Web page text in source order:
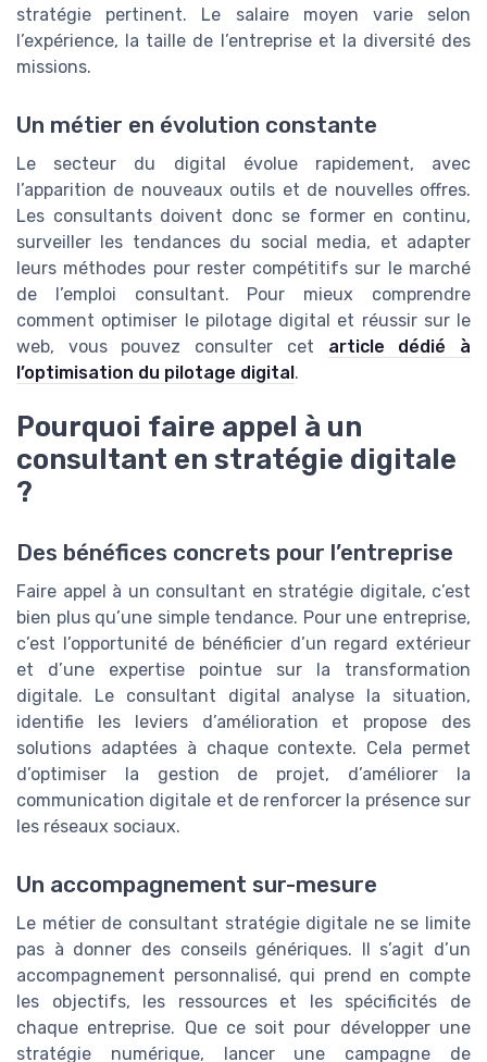
stratégie pertinent. Le salaire moyen varie selon
l’expérience, la taille de l’entreprise et la diversité des
missions.
Un métier en évolution constante
Le secteur du digital évolue rapidement, avec
l’apparition de nouveaux outils et de nouvelles offres.
Les consultants doivent donc se former en continu,
surveiller les tendances du social media, et adapter
leurs méthodes pour rester compétitifs sur le marché
de l’emploi consultant. Pour mieux comprendre
comment optimiser le pilotage digital et réussir sur le
web, vous pouvez consulter cet article dédié à
l’optimisation du pilotage digital.
Pourquoi faire appel à un
consultant en stratégie digitale
?
Des bénéfices concrets pour l’entreprise
Faire appel à un consultant en stratégie digitale, c’est
bien plus qu’une simple tendance. Pour une entreprise,
c’est l’opportunité de bénéficier d’un regard extérieur
et d’une expertise pointue sur la transformation
digitale. Le consultant digital analyse la situation,
identifie les leviers d’amélioration et propose des
solutions adaptées à chaque contexte. Cela permet
d’optimiser la gestion de projet, d’améliorer la
communication digitale et de renforcer la présence sur
les réseaux sociaux.
Un accompagnement sur-mesure
Le métier de consultant stratégie digitale ne se limite
pas à donner des conseils génériques. Il s’agit d’un
accompagnement personnalisé, qui prend en compte
les objectifs, les ressources et les spécificités de
chaque entreprise. Que ce soit pour développer une
stratégie numérique, lancer une campagne de